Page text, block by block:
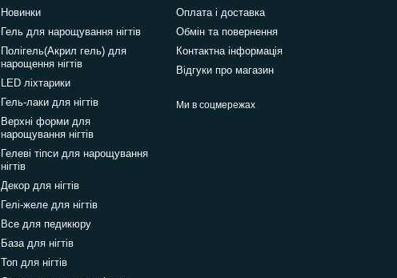
Новинки
Гель для нарощування нігтів
Полігель(Акрил гель) для
нарощення нігтів
LED ліхтарики
Гель-лаки для нігтів
Верхні форми для
нарощування нігтів
Гелеві тіпси для нарощування
нігтів
Декор для нігтів
Гелі-желе для нігтів
Все для педикюру
База для нігтів
Топ для нігтів
Оплата і доставка
Обмін та повернення
Контактна інформація
Відгуки про магазин
Ми в соцмережах